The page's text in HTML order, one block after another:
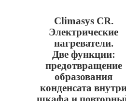
Climasys CR.
Электрические
нагреватели.
Две функции:
предотвращение
образования
конденсата